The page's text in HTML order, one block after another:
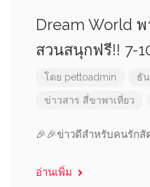
Dream World พ
สวนสนุกฟรี!! 7-
โดย pettoadmin ธั
ข่าวสาร สี่ขาพาเที่ยว
🎉🎉ข่าวดีสำหรับคนรักสั
อ่านเพิ่ม